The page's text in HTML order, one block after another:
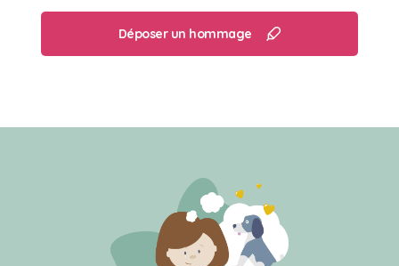
sur nous, et nous réveiller.
Déposer un hommage